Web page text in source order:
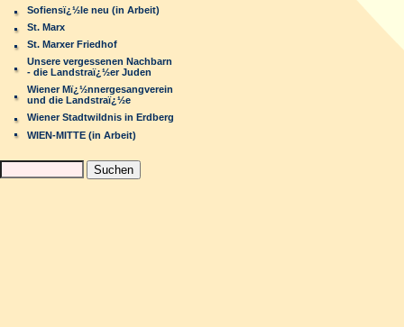
Sofiensï¿½le neu (in Arbeit)
St. Marx
St. Marxer Friedhof
Unsere vergessenen Nachbarn
- die Landstraï¿½er Juden
Wiener Mï¿½nnergesangverein
und die Landstraï¿½e
Wiener Stadtwildnis in Erdberg
WIEN-MITTE (in Arbeit)